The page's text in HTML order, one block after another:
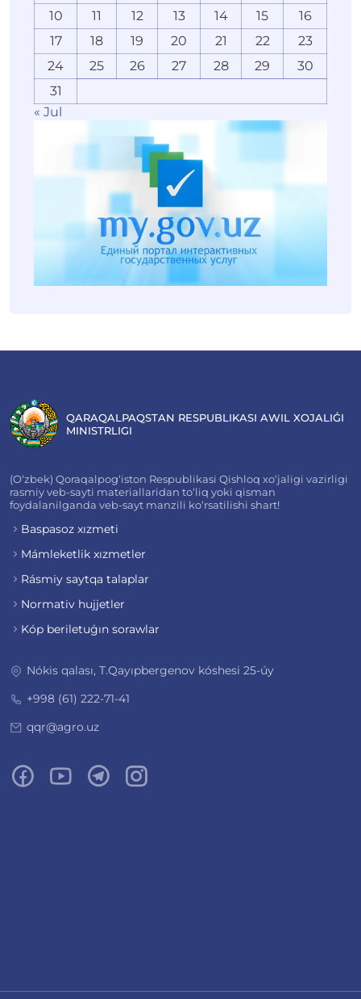
10
11 12 13 14 15
16
17
18 19 20 21 22
23
24
25 26 27 28 29
30
31
« Jul
QARAQALPAQSTAN RESPUBLIKASI AWIL XOJALIǴI
MINISTRLIGI
(O‘zbek) Qoraqalpog‘iston Respublikasi Qishloq xo‘jaligi vazirligi
rasmiy veb-sayti materiallaridan to‘liq yoki qisman
foydalanilganda veb-sayt manzili ko‘rsatilishi shart!
Baspasoz xızmeti
Mámleketlik xızmetler
Rásmiy saytqa talaplar
Normativ hujjetler
Kóp beriletuǵın sorawlar
Nókis qalası, T.Qayıpbergenov kóshesi 25-úy
+998 (61) 222-71-41
qqr@agro.uz